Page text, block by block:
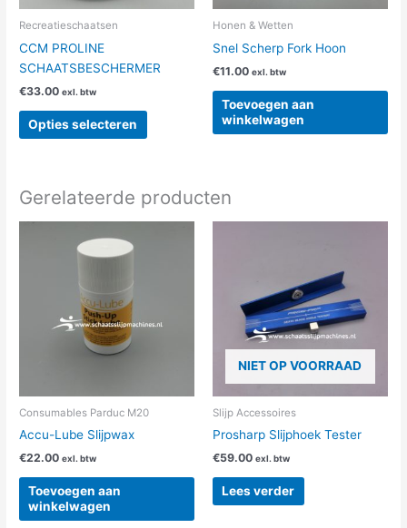
Recreatieschaatsen
CCM PROLINE
SCHAATSBESCHERMER
€33.00 exl. btw
Opties selecteren
de
Honen & Wetten
Snel Scherp Fork Hoon
€11.00 exl. btw
Toevoegen aan
winkelwagen
Gerelateerde producten
Consumables Parduc M20
Accu-Lube Slijpwax
€22.00 exl. btw
Toevoegen aan
winkelwagen
NIET OP VOORRAAD
Slijp Accessoires
Prosharp Slijphoek Tester
€59.00 exl. btw
Lees verder